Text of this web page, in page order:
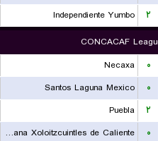
۲
Independiente Yumbo
CONCACAF
۰
Necaxa
۰
Santos Laguna Mexico
۲
Puebla
۰
Club Tijuana Xoloitzcuintles de Caliente